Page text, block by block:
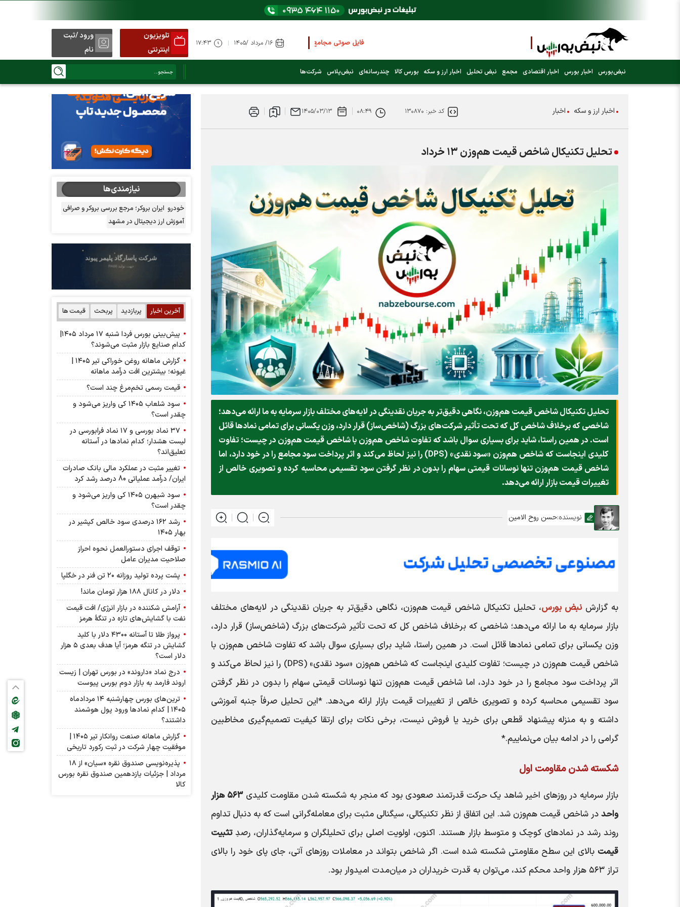
فایل صوتی مجامع و کنفرانس ها را از اینجا گوش کنید
عرضه اولیه بعدی کدام نماد است؟ (کلیک کنید)
تلویزیون
اینترنتی
ورود /ثبت
نام
نبض‌بورس اخبار بورس اخبار اقتصادی مجمع نبض تحلیل اخبار ارز و سکه بورس کالا چندرسانه‌ای نبض‌پلاس شرکت‌ها
اخبار ارز و سکه اخبار کد خبر: ۱۳۰۸۷۰ ۰۸:۴۹ ۱۴۰۵/۰۳/۱۳
تحلیل تکنیکال شاخص قیمت هم‌وزن ۱۳ خرداد
تحلیل تکنیکال شاخص قیمت هم‌وزن، نگاهی دقیق‌تر به جریان نقدینگی در لایه‌های مختلف بازار سرمایه به ما ارائه می‌دهد؛
شاخصی که برخلاف شاخص کل که تحت تأثیر شرکت‌های بزرگ (شاخص‌ساز) قرار دارد، وزن یکسانی برای تمامی نمادها قائل
است. در همین راستا، شاید برای بسیاری سوال باشد که تفاوت شاخص هم‌وزن با شاخص قیمت هم‌وزن در چیست؛ تفاوت
کلیدی اینجاست که شاخص هم‌وزن «سود نقدی» (DPS) را نیز لحاظ می‌کند و اثر پرداخت سود مجامع را در خود دارد، اما
شاخص قیمت هم‌وزن تنها نوسانات قیمتی سهام را بدون در نظر گرفتن سود تقسیمی محاسبه کرده و تصویری خالص از
تغییرات قیمت بازار ارائه می‌دهد.
نویسنده:حسن روح الامین
به گزارشنبض بورس، تحلیل تکنیکال شاخص قیمت هم‌وزن، نگاهی دقیق‌تر به جریان نقدینگی در لایه‌های مختلف
بازار سرمایه به ما ارائه می‌دهد؛ شاخصی که برخلاف شاخص کل که تحت تأثیر شرکت‌های بزرگ (شاخص‌ساز) قرار دارد،
وزن یکسانی برای تمامی نمادها قائل است. در همین راستا، شاید برای بسیاری سوال باشد که تفاوت شاخص هم‌وزن با
شاخص قیمت هم‌وزن در چیست؛ تفاوت کلیدی اینجاست که شاخص هم‌وزن «سود نقدی» (DPS) را نیز لحاظ می‌کند و
اثر پرداخت سود مجامع را در خود دارد، اما شاخص قیمت هم‌وزن تنها نوسانات قیمتی سهام را بدون در نظر گرفتن
سود تقسیمی محاسبه کرده و تصویری خالص از تغییرات قیمت بازار ارائه می‌دهد. *این تحلیل صرفاً جنبه آموزشی
داشته و به منزله پیشنهاد قطعی برای خرید یا فروش نیست، برخی نکات برای ارتقا کیفیت تصمیم‌گیری مخاطبین
گرامی را در ادامه بیان می‌نماییم.*
شکسته شدن مقاومت اول
بازار سرمایه در روزهای اخیر شاهد یک حرکت قدرتمند صعودی بود که منجر به شکسته شدن مقاومت کلیدی
۵۶۳ هزار
واحددر شاخص قیمت هم‌وزن شد. این اتفاق از نظر تکنیکالی، سیگنالی مثبت برای معامله‌گرانی است که به دنبال تداوم
روند رشد در نمادهای کوچک و متوسط بازار هستند. اکنون، اولویت اصلی برای تحلیلگران و سرمایه‌گذاران، رصدِتثبیت
قیمت بالای این سطح مقاومتی شکسته شده است. اگر شاخص بتواند در معاملات روزهای آتی، جای پای خود را بالای
تراز ۵۶۳ هزار واحد محکم کند، می‌توان به قدرت خریداران در میان‌مدت امیدوار بود.
نیازمندی‌ها
خودرو ایران بروکر؛ مرجع بررسی بروکر و صرافی
آموزش ارز دیجیتال در مشهد
آخرین اخبار پربازدید پربحث قیمت ها
پیش‌بینی بورس فردا شنبه ۱۷ مرداد ۱۴۰۵|
کدام صنایع بازار مثبت می‌شوند؟
گزارش ماهانه روغن خوراکی تیر ۱۴۰۵ |
غپونه؛ بیشترین افت درآمد ماهانه
قیمت رسمی تخم‌مرغ چند است؟
سود شلعاب ۱۴۰۵ کی واریز می‌شود و
چقدر است؟
۳۷ نماد بورسی و ۱۷ نماد فرابورسی در
لیست هشدار؛ کدام نماد‌ها در آستانه
تعلیق‌اند؟
تغییر مثبت در عملکرد مالی بانک صادرات
ایران/ درآمد عملیاتی 80 درصد رشد کرد
سود شبهرن ۱۴۰۵ کی واریز می‌شود و
چقدر است؟
رشد ۱۶۲ درصدی سود خالص کپشیر در
بهار ۱۴۰۵
توقف اجرای دستورالعمل نحوه احراز
صلاحیت مدیران عامل
پشت پرده تولید روزانه ۲۰ تن فنر در خگلپا
دلار در کانال ۱۸۸ هزار تومان ماند!
آرامش شکننده در بازار انرژی/ افت قیمت
نفت با گشایش‌های تازه در تنگۀ هرمز
پرواز طلا تا آستانه ۴۳۰۰ دلار با کلید
گشایش در تنگه هرمز؛ آیا هدف بعدی ۵ هزار
دلار است؟
درج نماد «داروند» در بورس تهران | زیست
اروند فارمد به بازار دوم بورس پیوست
ترین‌های بورس چهارشنبه ۱۴ مردادماه
۱۴۰۵ | کدام نماد‌ها ورود پول هوشمند
داشتند؟
گزارش ماهانه صنعت روانکار تیر ۱۴۰۵ |
موفقیت چهار شرکت در ثبت رکورد تاریخی
پذیره‌نویسی صندوق نقره «سیان» از ۱۸
مرداد | جزئیات یازدهمین صندوق نقره بورس
کالا